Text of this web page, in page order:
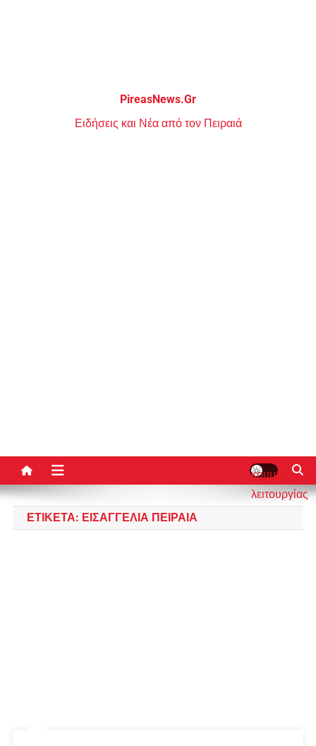
PireasNews.Gr
Ειδήσεις και Νέα από τον Πειραιά
κουμπί
λειτουργίας
ΕΤΙΚΈΤΑ: ΕΙΣΑΓΓΕΛΊΑ ΠΕΙΡΑΙΆ